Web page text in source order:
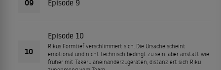
09 Episode 9
10
Episode 10
Rikus Formtief verschlimmert sich. Die Ursache scheint
emotional und nicht technisch bedingt zu sein, aber anstatt wie
früher mit Takeru aneinanderzugeraten, distanziert sich Riku